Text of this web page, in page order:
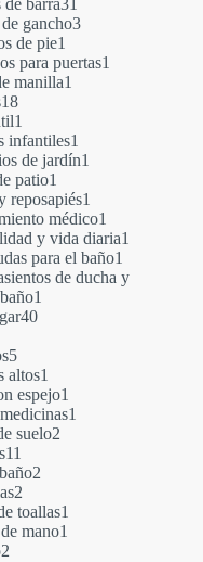
de barra31
productos
gancho33
de pie1
producto
para puertas1
manilla1
1818
productos
1
producto
infantiles1
producto
de jardín1
patio1
producto
reposapiés1
producto
médico1
producto
y vida diaria1
para el baño1
producto
de ducha y
baño1
4040
55
productos
altos1
producto
espejo1
producto
1
suelo2
11
productos
22
2
productos
toallas1
mano1
22